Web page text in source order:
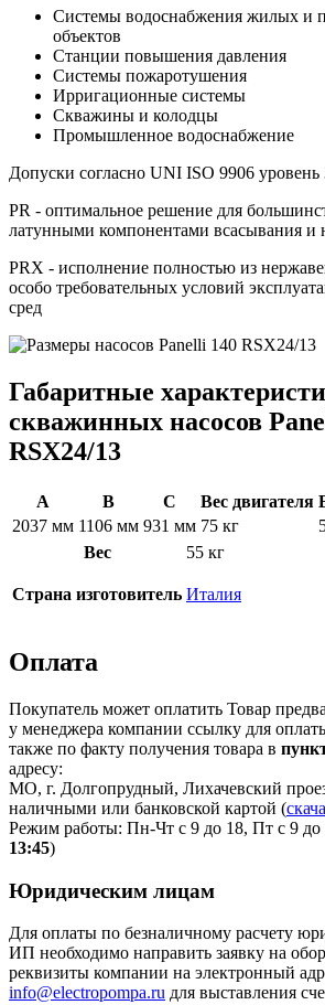
Системы водоснабжения жилых и
объектов
Станции повышения давления
Системы пожаротушения
Ирригационные системы
Скважины и колодцы
Промышленное водоснабжение
Допуски согласно UNI ISO 9906 уровень
PR - оптимальное решение для
латунными компонентами всасывания и
PRX - исполнение полностью из
особо требовательных условий
сред
Габаритные
скважинных насосов
RSX24/13
A B C Вес двигателя
2037 мм 1106 мм 931 мм 75 кг
Вес
55 кг
Страна изготовитель Италия
Оплата
Покупатель может оплатить Товар
у менеджера компании ссылку для
также по факту получения товара в
адресу:
МО, г. Долгопрудный, Лихачевский
наличными или банковской картой (
Режим работы: Пн-Чт с 9 до 18, Пт с 9 до
13:45)
Юридическим лицам
Для оплаты по безналичному расчету
ИП необходимо направить заявку на
реквизиты компании на электронный
info@electropompa.ru для выставления